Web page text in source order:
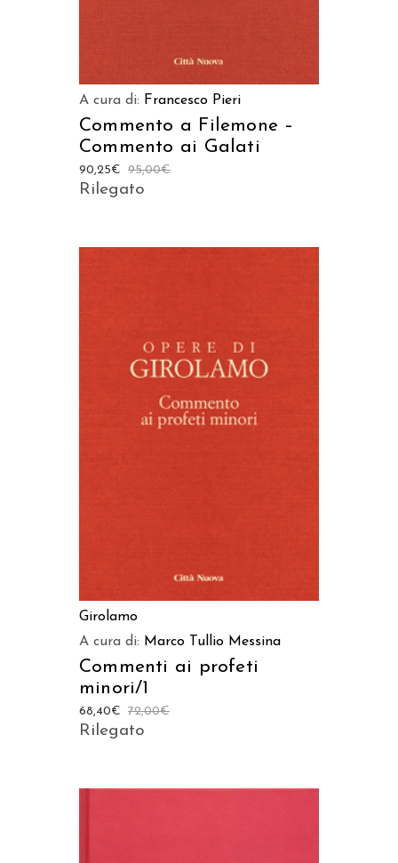
A cura di: Francesco Pieri
Commento a Filemone –
Commento ai Galati
95,00€
90,25€
Rilegato
AGGIUNGI AL CARRELLO
Girolamo
A cura di: Marco Tullio Messina
Commenti ai profeti
minori/1
72,00€
68,40€
Rilegato